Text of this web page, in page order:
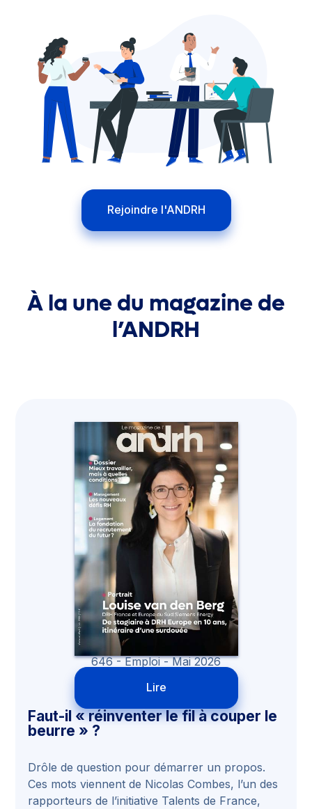
Rejoindre l'ANDRH
À la une du magazine de
l’ANDRH
646 - Emploi - Mai 2026
Lire
Faut-il « réinventer le fil à couper le
beurre » ?
Drôle de question pour démarrer un propos.
Ces mots viennent de Nicolas Combes, l’un des
rapporteurs de l’initiative Talents de France,